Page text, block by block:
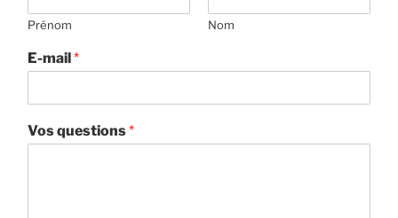
Prénom Nom
E-mail*
Vos questions*